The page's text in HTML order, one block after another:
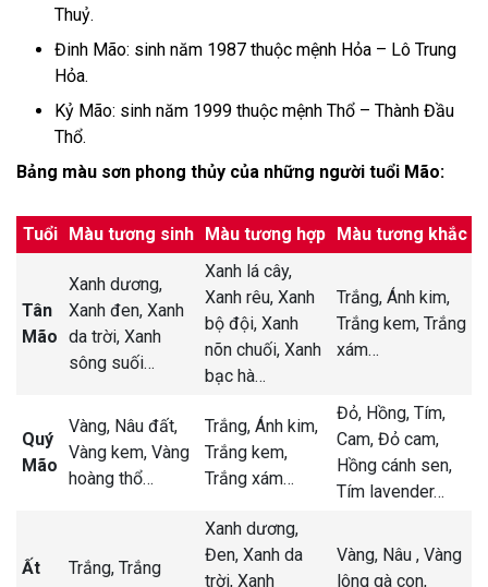
Thuỷ.
Đinh Mão: sinh năm 1987 thuộc mệnh Hỏa – Lô Trung
Hỏa.
Kỷ Mão: sinh năm 1999 thuộc mệnh Thổ – Thành Đầu
Thổ.
Bảng màu sơn phong thủy của những người tuổi Mão:
Tuổi Màu tương sinh Màu tương hợp Màu tương khắc
Tân
Mão
Xanh dương,
Xanh đen, Xanh
da trời, Xanh
sông suối…
Xanh lá cây,
Xanh rêu, Xanh
bộ đội, Xanh
nõn chuối, Xanh
bạc hà…
Trắng, Ánh kim,
Trắng kem, Trắng
xám…
Quý
Mão
Vàng, Nâu đất,
Vàng kem, Vàng
hoàng thổ…
Trắng, Ánh kim,
Trắng kem,
Trắng xám…
Đỏ, Hồng, Tím,
Cam, Đỏ cam,
Hồng cánh sen,
Tím lavender…
Ất
Trắng, Trắng
Xanh dương,
Đen, Xanh da
trời, Xanh
Vàng, Nâu , Vàng
lông gà con,